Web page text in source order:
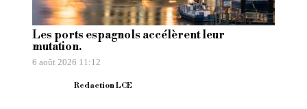
Les ports espagnols accélèrent leur
mutation.
6 août 2026 11:12
Redaction LCE